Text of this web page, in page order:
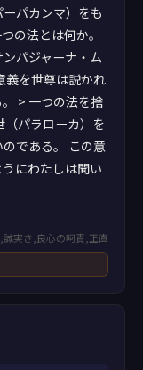
パカンマ）をも
の法とは何か。
パジャーナ・ム
義を世尊は説かれ
> 一つの法を捨
（パラローカ）を
である。 この意
にわたしは聞い
実さ,良心の呵責,正直